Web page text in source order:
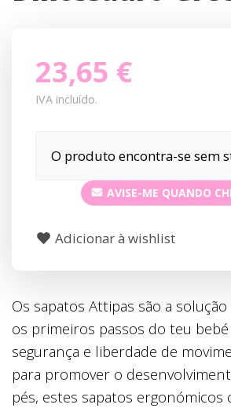
23,65 €
IVA incluído.
O produto encontra-se sem
AVISE-ME QUANDO
Adicionar à wishlist
Os sapatos Attipas são a
os primeiros passos do teu
segurança e liberdade de
para promover o
pés, estes sapatos ergonómicos